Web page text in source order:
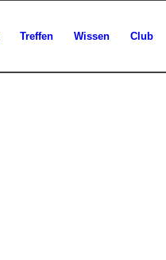
Treffen Wissen Club